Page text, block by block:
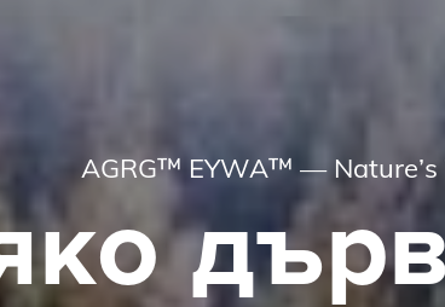
AGRG™ EYWA™ — Nature’s
ко дър